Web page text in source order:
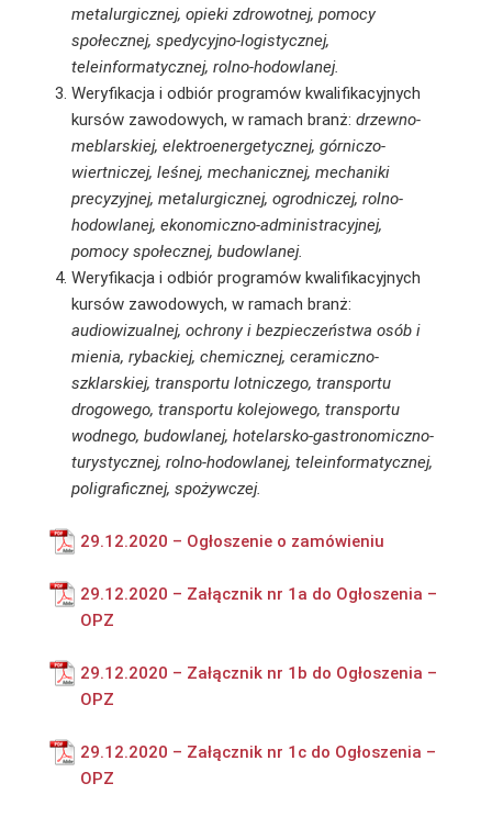
metalurgicznej, opieki zdrowotnej, pomocy
społecznej, spedycyjno-logistycznej,
teleinformatycznej, rolno-hodowlanej.
Weryfikacja i odbiór programów kwalifikacyjnych
kursów zawodowych, w ramach branż: drzewno-
meblarskiej, elektroenergetycznej, górniczo-
wiertniczej, leśnej, mechanicznej, mechaniki
precyzyjnej, metalurgicznej, ogrodniczej, rolno-
hodowlanej, ekonomiczno-administracyjnej,
pomocy społecznej, budowlanej.
Weryfikacja i odbiór programów kwalifikacyjnych
kursów zawodowych, w ramach branż:
audiowizualnej, ochrony i bezpieczeństwa osób i
mienia, rybackiej, chemicznej, ceramiczno-
szklarskiej, transportu lotniczego, transportu
drogowego, transportu kolejowego, transportu
wodnego, budowlanej, hotelarsko-gastronomiczno-
turystycznej, rolno-hodowlanej, teleinformatycznej,
poligraficznej, spożywczej.
29.12.2020 – Ogłoszenie o zamówieniu
29.12.2020 – Załącznik nr 1a do Ogłoszenia –
OPZ
29.12.2020 – Załącznik nr 1b do Ogłoszenia –
OPZ
29.12.2020 – Załącznik nr 1c do Ogłoszenia –
OPZ